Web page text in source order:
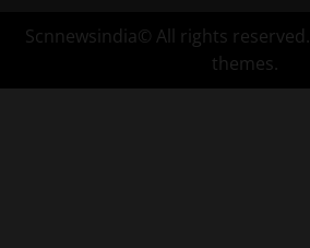
Scnnewsindia© All rights reserved.
themes.